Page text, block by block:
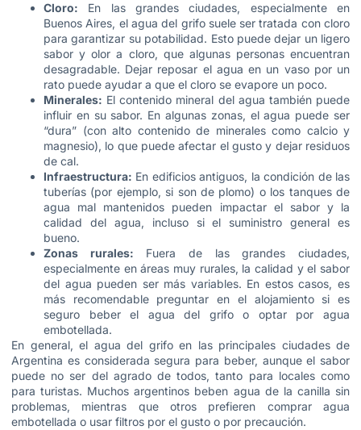
Cloro: En las grandes ciudades, especialmente en
Buenos Aires, el agua del grifo suele ser tratada con cloro
para garantizar su potabilidad. Esto puede dejar un ligero
sabor y olor a cloro, que algunas personas encuentran
desagradable. Dejar reposar el agua en un vaso por un
rato puede ayudar a que el cloro se evapore un poco.
Minerales: El contenido mineral del agua también puede
influir en su sabor. En algunas zonas, el agua puede ser
“dura” (con alto contenido de minerales como calcio y
magnesio), lo que puede afectar el gusto y dejar residuos
de cal.
Infraestructura: En edificios antiguos, la condición de las
tuberías (por ejemplo, si son de plomo) o los tanques de
agua mal mantenidos pueden impactar el sabor y la
calidad del agua, incluso si el suministro general es
bueno.
Zonas rurales: Fuera de las grandes ciudades,
especialmente en áreas muy rurales, la calidad y el sabor
del agua pueden ser más variables. En estos casos, es
más recomendable preguntar en el alojamiento si es
seguro beber el agua del grifo o optar por agua
embotellada.
En general, el agua del grifo en las principales ciudades de
Argentina es considerada segura para beber, aunque el sabor
puede no ser del agrado de todos, tanto para locales como
para turistas. Muchos argentinos beben agua de la canilla sin
problemas, mientras que otros prefieren comprar agua
embotellada o usar filtros por el gusto o por precaución.